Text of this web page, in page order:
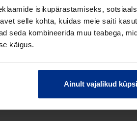
isikupärastamiseks,
selle kohta, kuidas meie saiti
seda kombineerida muu teabega,
käigus.
Ainult vajalikud